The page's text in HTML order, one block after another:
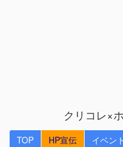
クリコレ×
TOP HP宣伝 イベン